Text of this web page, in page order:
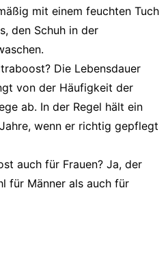
mit einem feuchten Tuch
den Schuh in der
Die Lebensdauer
von der Häufigkeit der
ab. In der Regel hält ein
wenn er richtig gepflegt
auch für Frauen? Ja, der
für Männer als auch für